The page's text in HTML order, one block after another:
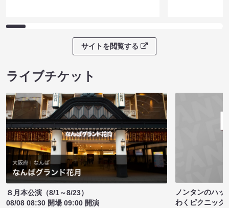
サイトを閲覧する
ライブチケット
８月本公演（8/1～8/23）
08/08 08:30 開場 09:00 開演
ノンタンのハッ
わくピクニック